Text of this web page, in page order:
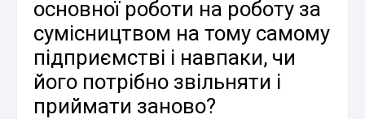
основної роботи на роботу за
сумісництвом на тому самому
підприємстві і навпаки, чи
його потрібно звільняти і
приймати заново?